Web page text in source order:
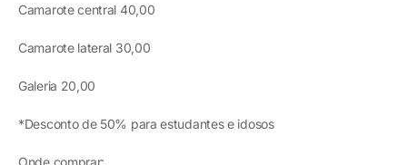
Camarote central 40,00
Camarote lateral 30,00
Galeria 20,00
*Desconto de 50% para estudantes e idosos
Onde comprar: